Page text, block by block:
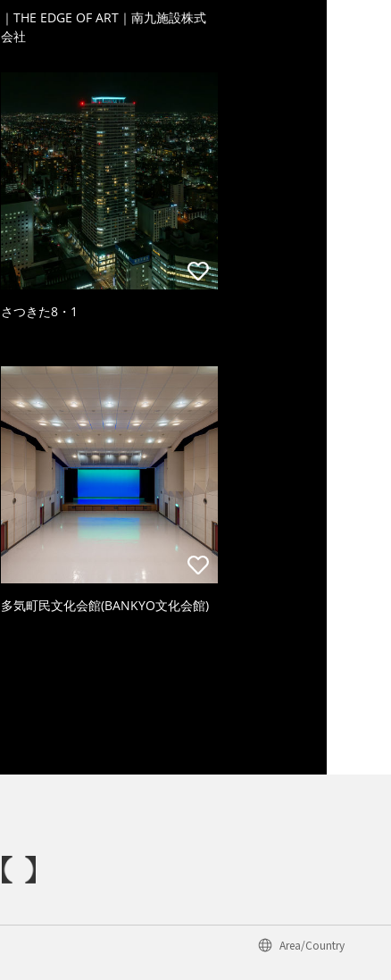
｜THE EDGE OF ART｜南九施設株式
会社
さつきた8・1
多気町民文化会館(BANKYO文化会館)
Area/Country